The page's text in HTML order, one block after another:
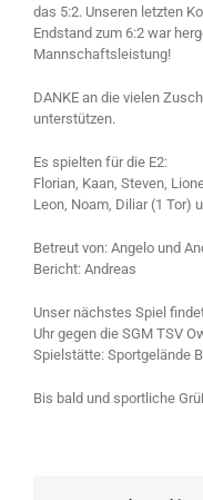
das 5:2. Unseren letzten
Endstand zum 6:2 war
Mannschaftsleistung!
DANKE an die vielen
unterstützen.
Es spielten für die E2:
Florian, Kaan, Steven,
Leon, Noam, Diliar (1 Tor)
Betreut von: Angelo und
Bericht: Andreas
Unser nächstes Spiel
Uhr gegen die SGM TSV
Spielstätte: Sportgelände
Bis bald und sportliche